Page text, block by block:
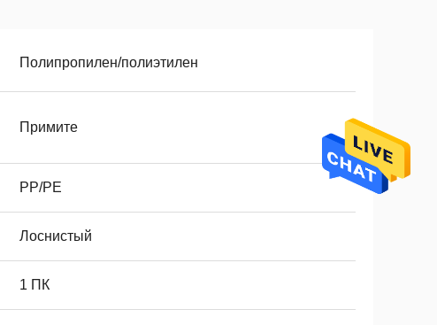
Полипропилен/полиэтилен
Примите
PP/PE
Лоснистый
1 ПК